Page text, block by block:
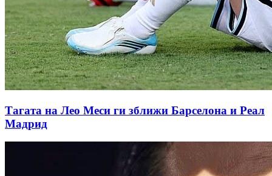
Тагата на Лео Меси ги зближи Барселона и Реал
Мадрид